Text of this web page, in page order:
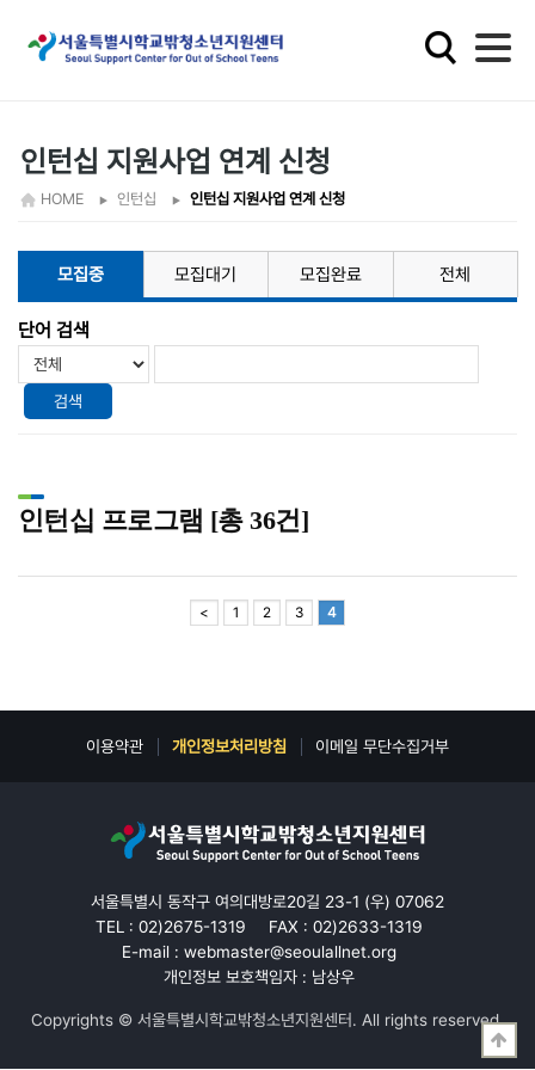
학
교
소
년
지
인턴십 지원사업 연계 신청
HOME 인턴십 인턴십 지원사업 연계 신청
모집중 모집대기 모집완료 전체
단어 검색
검색
인턴십 프로그램 [총 36건]
< 1 2 3 4
이용약관 개인정보처리방침 이메일 무단수집거부
서울특별시 동작구 여의대방로20길 23-1 (우) 07062
TEL : 02)2675-1319
FAX : 02)2633-1319
E-mail : webmaster@seoulallnet.org
개인정보 보호책임자 : 남상우
Copyrights © 서울특별시학교밖청소년지원센터. All rights reserved.